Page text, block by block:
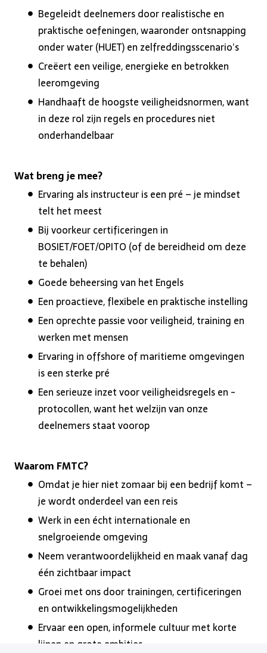
Begeleidt deelnemers door realistische en
praktische oefeningen, waaronder ontsnapping
onder water (HUET) en zelfreddingsscenario’s
Creëert een veilige, energieke en betrokken
leeromgeving
Handhaaft de hoogste veiligheidsnormen, want
in deze rol zijn regels en procedures niet
onderhandelbaar
Wat breng je mee?
Ervaring als instructeur is een pré – je mindset
telt het meest
Bij voorkeur certificeringen in
BOSIET/FOET/OPITO (of de bereidheid om deze
te behalen)
Goede beheersing van het Engels
Een proactieve, flexibele en praktische instelling
Een oprechte passie voor veiligheid, training en
werken met mensen
Ervaring in offshore of maritieme omgevingen
is een sterke pré
Een serieuze inzet voor veiligheidsregels en -
protocollen, want het welzijn van onze
deelnemers staat voorop
Waarom FMTC?
Omdat je hier niet zomaar bij een bedrijf komt –
je wordt onderdeel van een reis
Werk in een écht internationale en
snelgroeiende omgeving
Neem verantwoordelijkheid en maak vanaf dag
één zichtbaar impact
Groei met ons door trainingen, certificeringen
en ontwikkelingsmogelijkheden
Ervaar een open, informele cultuur met korte
lijnen en grote ambities